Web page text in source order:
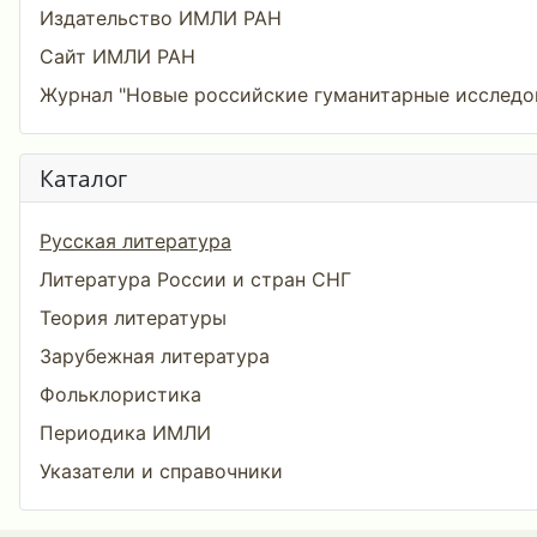
Издательство ИМЛИ РАН
Сайт ИМЛИ РАН
Журнал "Новые российские гуманитарные
Каталог
Русская литература
Литература России и стран СНГ
Теория литературы
Зарубежная литература
Фольклористика
Периодика ИМЛИ
Указатели и справочники